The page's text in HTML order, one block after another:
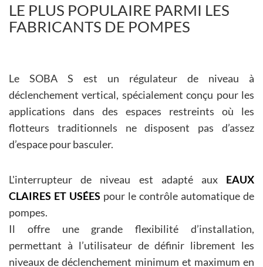
LE PLUS POPULAIRE PARMI LES
FABRICANTS DE POMPES
Le SOBA S est un régulateur de niveau à
déclenchement vertical, spécialement conçu pour les
applications dans des espaces restreints où les
flotteurs traditionnels ne disposent pas d’assez
d’espace pour basculer.
L'interrupteur de niveau est adapté aux EAUX
CLAIRES ET USÉES pour le contrôle automatique de
pompes.
Il offre une grande flexibilité d’installation,
permettant à l’utilisateur de définir librement les
niveaux de déclenchement minimum et maximum en